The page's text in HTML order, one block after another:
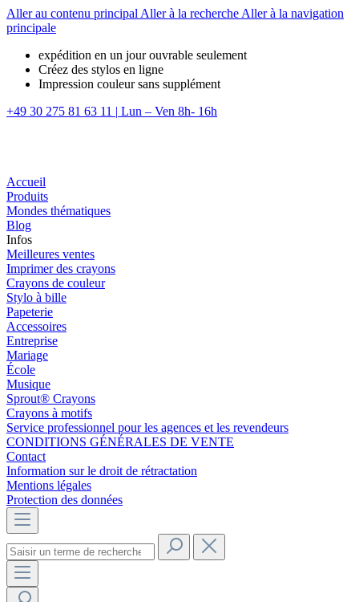
Aller au contenu principal Aller à la recherche Aller à la navigation
principale
expédition en un jour ouvrable seulement
Créez des stylos en ligne
Impression couleur sans supplément
+49 30 275 81 63 11 | Lun – Ven 8h- 16h
Accueil
Produits
Mondes thématiques
Blog
Infos
Meilleures ventes
Imprimer des crayons
Crayons de couleur
Stylo à bille
Papeterie
Accessoires
Entreprise
Mariage
École
Musique
Sprout® Crayons
Crayons à motifs
Service professionnel pour les agences et les revendeurs
CONDITIONS GÉNÉRALES DE VENTE
Contact
Information sur le droit de rétractation
Mentions légales
Protection des données